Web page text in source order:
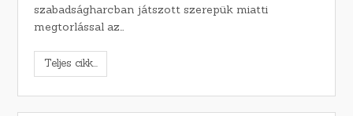
szabadságharcban játszott szerepük miatti
megtorlással az…
Teljes cikk...